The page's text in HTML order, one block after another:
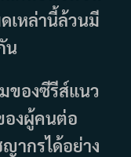
เหล่านี้ล้วนมี
น
ของซีรีส์แนว
องผู้คนต่อ
ากรได้อย่าง